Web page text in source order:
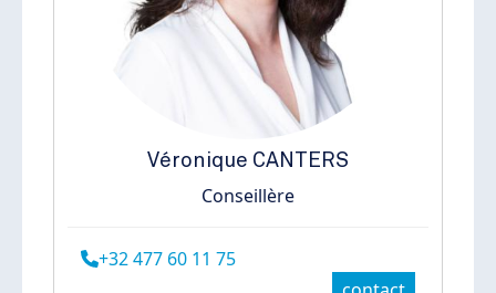
Véronique CANTERS
Conseillère
+32 477 60 11 75